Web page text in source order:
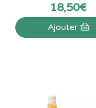
18,50€
Ajouter